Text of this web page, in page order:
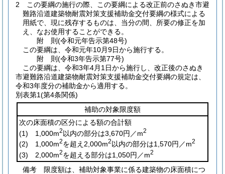
2
この要綱の施行の際、この要綱による改正前のさぬき市避
難路沿道建築物耐震対策支援補助金交付要綱の様式による
用紙で、現に残存するものは、当分の間、所要の修正を加
え、なお使用することができる。
附 則(令和元年告示第48号)
この要綱は、令和元年10月9日から施行する。
附 則(令和3年告示第77号)
この要綱は、令和3年4月1日から施行し、改正後のさぬき
市避難路沿道建築物耐震対策支援補助金交付要綱の規定は、
令和3年度分の補助金から適用する。
別表第1(第4条関係)
補助の対象限度額
次の床面積の区分による額の合計額
(1) 1,000m2 以内の部分は3,670円／m2
(2) 1,000m2を超え2,000m2以内の部分は1,570円／m2
(3) 2,000m2を超える部分は1,050円／m2
備考 限度額は、補助対象事業に係る建築物の床面積につ